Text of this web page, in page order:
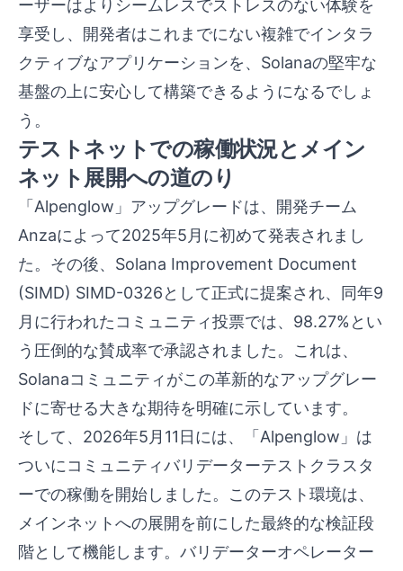
ーザーはよりシームレスでストレスのない体験を
享受し、開発者はこれまでにない複雑でインタラ
クティブなアプリケーションを、Solanaの堅牢な
基盤の上に安心して構築できるようになるでしょ
う。
テストネットでの稼働状況とメイン
ネット展開への道のり
「Alpenglow」アップグレードは、開発チーム
Anzaによって2025年5月に初めて発表されまし
た。その後、Solana Improvement Document
(SIMD) SIMD-0326として正式に提案され、同年9
月に行われたコミュニティ投票では、98.27%とい
う圧倒的な賛成率で承認されました。これは、
Solanaコミュニティがこの革新的なアップグレー
ドに寄せる大きな期待を明確に示しています。
そして、2026年5月11日には、「Alpenglow」は
ついにコミュニティバリデーターテストクラスタ
ーでの稼働を開始しました。このテスト環境は、
メインネットへの展開を前にした最終的な検証段
階として機能します。バリデーターオペレーター